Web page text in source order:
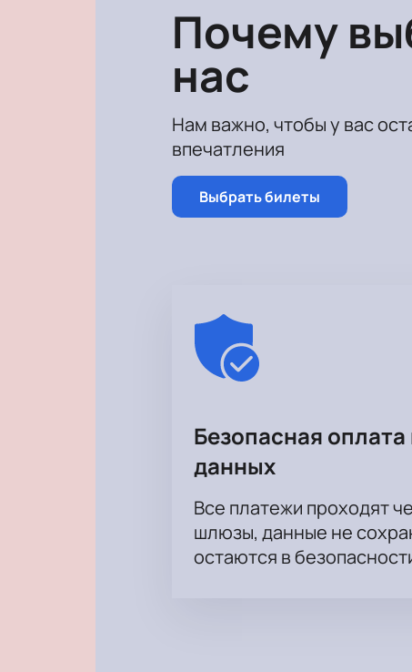
Почему
нас
Нам важно, чтобы у вас
впечатления
Выбрать билеты
Безопасная
данных
Все платежи проходят
шлюзы, данные не
остаются в